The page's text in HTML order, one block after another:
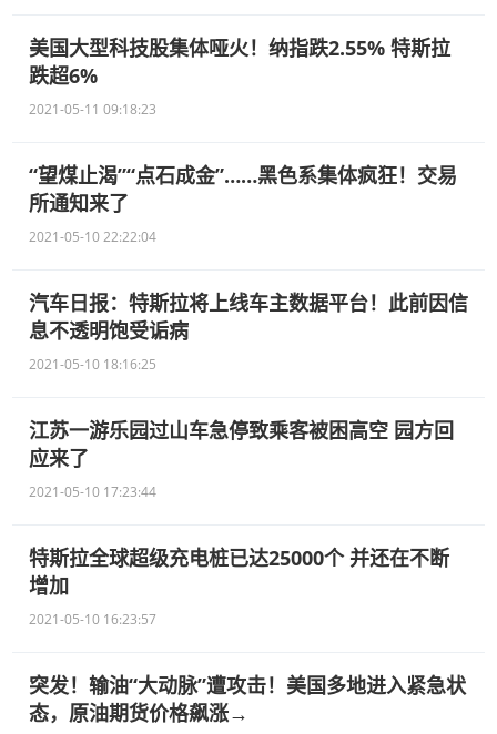
美国大型科技股集体哑火！纳指跌2.55% 特斯拉
跌超6%
2021-05-11 09:18:23
“望煤止渴”“点石成金”……黑色系集体疯狂！交易
所通知来了
2021-05-10 22:22:04
汽车日报：特斯拉将上线车主数据平台！此前因信
息不透明饱受诟病
2021-05-10 18:16:25
江苏一游乐园过山车急停致乘客被困高空 园方回
应来了
2021-05-10 17:23:44
特斯拉全球超级充电桩已达25000个 并还在不断
增加
2021-05-10 16:23:57
突发！输油“大动脉”遭攻击！美国多地进入紧急状
态，原油期货价格飙涨→